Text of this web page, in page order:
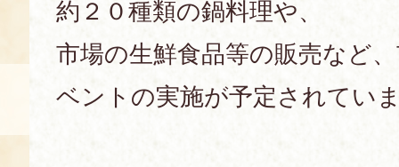
あじわい館弁当
約２０種類の鍋料理や、
市場の生鮮食品等の販売など
ベントの実施が予定されてい